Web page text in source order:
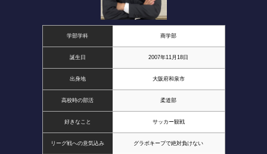
学部学科 商学部
誕生日 2007年11月18日
出身地 大阪府和泉市
高校時の部活 柔道部
好きなこと サッカー観戦
リーグ戦への意気込み グラボキープで絶対負けない